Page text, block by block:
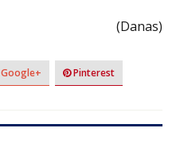
(Danas)
Google+ Pinterest